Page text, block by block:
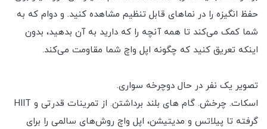
حفظ انگیزه را در نماهای قابل تنظیم مشاهده کنید. و دوام که به
شما کمک می‌کند تا همه آنچه را که دارید به آن بدهید، بدون
اینکه تعریق کنید که چگونه اپل واچ شما مقاومت می‌کند.
تصویر یک نفر در حال دوچرخه سواری.
اسکات. چرخش. گام های بلند برداشتن. از تمرینات قدرتی و HIIT
گرفته تا پیلاتس و مدیتیشن، اپل واچ روش‌های سالمی را برای